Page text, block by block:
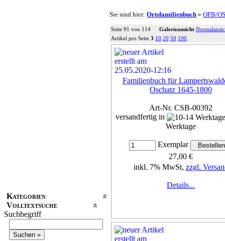
Kategorien
Volltextsuche
Suchbegriff
Sie sind hier: Ortsfamilienbuch » OFB/
Seite 91 von 114 Galerieansicht
Artikel pro Seite 3 10 20 50 100
Familienbuch für
Oschatz 1645-1800
Art-Nr. CSB-00392
versandfertig in
Werktage
Exemplar
27,00 €
inkl. 7% MwSt, zzgl.
Details...